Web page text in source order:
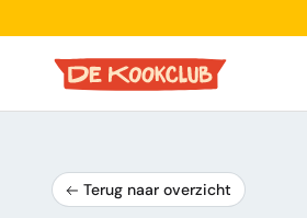
Terug naar overzicht